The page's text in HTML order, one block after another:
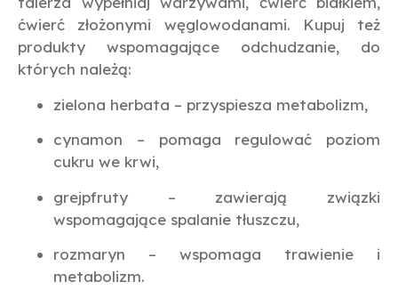
ćwierć złożonymi węglowodanami. Kupuj też
produkty wspomagające odchudzanie, do
których należą:
zielona herbata – przyspiesza metabolizm,
cynamon – pomaga regulować poziom
cukru we krwi,
grejpfruty – zawierają związki
wspomagające spalanie tłuszczu,
rozmaryn – wspomaga trawienie i
metabolizm.